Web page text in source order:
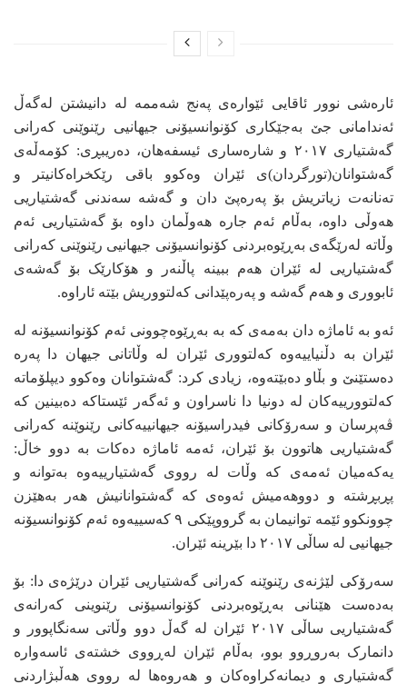
ئارەشی نوور ئاقایی ئێوارەی پەنج شەممە لە دانیشتن لەگەڵ
ئەندامانی جێ بەجێکاری کۆنوانسیۆنی جیهانیی رێنوێنی کەرانی
گەشتیاری ٢٠١٧ و شارەساری ئیسفەهان، دەریبڕی: کۆمەڵەی
گەشتوانان(تورگردان)ی ئێران وەکوو باقی رێکخراەکانیتر و
تەنانەت زیاتریش بۆ پەرەپێ دان و گەشە سەندنی گەشتیاریی
هەوڵی داوە، بەڵام ئەم جارە هەوڵمان داوە بۆ گەشتیاریی ئەم
وڵاتە لەرێگەی بەڕێوەبردنی کۆنوانسیۆنی جیهانیی رێنوێنی کەرانی
گەشتیاریی لە ئێران هەم ببینە پاڵنەر و هۆکارێک بۆ گەشەی
ئابووری و هەم گەشە و پەرەپێدانی کەلتووریش بێتە ئاراوە.
ئەو بە ئاماژە دان بەمەی کە بە بەڕێوەچوونی ئەم کۆنوانسیۆنە لە
ئێران بە دڵنیاییەوە کەلتووری ئێران لە وڵاتانی جیهان دا پەرە
دەستێنێ و بڵاو دەبێتەوە، زیادی کرد: گەشتوانان وەکوو دیپلۆماتە
کەلتوورییەکان لە دونیا دا ناسراون و ئەگەر ئێستاکە دەبینین کە
ڤەپرسان و سەرۆکانی فیدراسیۆنە جیهانییەکانی رێنوێنە کەرانی
گەشتیاریی هاتوون بۆ ئێران، ئەمە ئاماژە دەکات بە دوو خاڵ:
یەکەمیان ئەمەی کە وڵات لە رووی گەشتیارییەوە بەتوانە و
پڕبڕشتە و دووهەمیش ئەوەی کە گەشتوانانیش هەر بەهێزن
چوونکوو ئێمە توانیمان بە گرووپێکی ٩ کەسییەوە ئەم کۆنوانسیۆنە
جیهانیی لە ساڵی ٢٠١٧ دا بێرینە ئێران.
سەرۆکی لێژنەی رێنوێنە کەرانی گەشتیاریی ئێران درێژەی دا: بۆ
بەدەست هێنانی بەڕێوەبردنی کۆنوانسیۆنی رێنوینی کەرانەی
گەشتیاریی ساڵی ٢٠١٧ ئێران لە گەڵ دوو وڵاتی سەنگاپوور و
دانمارک بەروڕوو بوو، بەڵام ئێران لەڕووی خشتەی ئاسەوارە
گەشتیاری و دیمانەکراوەکان و هەروەها لە رووی هەڵبژاردنی